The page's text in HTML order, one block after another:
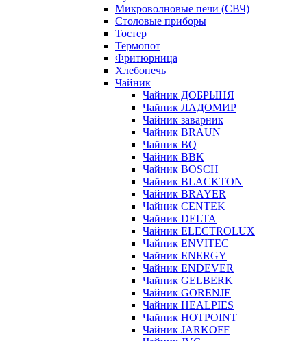
Микроволновые печи (СВЧ)
Столовые приборы
Тостер
Термопот
Фритюрница
Хлебопечь
Чайник
Чайник ДОБРЫНЯ
Чайник ЛАДОМИР
Чайник заварник
Чайник BRAUN
Чайник BQ
Чайник BBK
Чайник BOSCH
Чайник BLACKTON
Чайник BRAYER
Чайник CENTEK
Чайник DELTA
Чайник ELECTROLUX
Чайник ENVITEC
Чайник ENERGY
Чайник ENDEVER
Чайник GELBERK
Чайник GORENJE
Чайник HEALPIES
Чайник HOTPOINT
Чайник JARKOFF